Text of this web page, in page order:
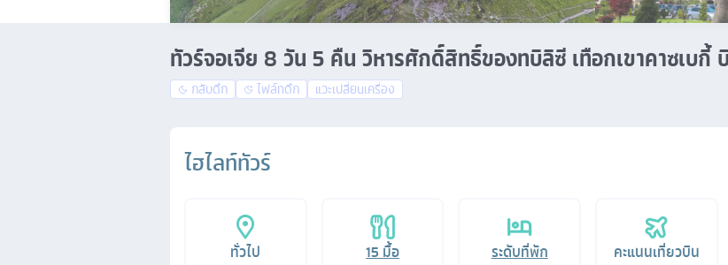
ทัวร์จอเจีย 8 วัน 5 คืน วิหารศักดิ์สิทธิ์ของทบิลิซี เทือกเขาคาซเบกี้
กลับดึก ไฟล์ทดึก แวะเปลี่ยนเครื่อง
ไฮไลท์ทัวร์
ทั่วไป 15 มื้อ ระดับที่พัก คะแนนเที่ยวบิน